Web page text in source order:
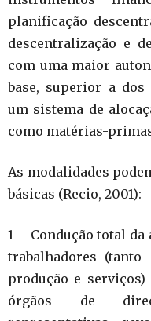
planificação
descentralização e
com uma maior
base, superior a dos
um sistema de
como matérias-
As modalidades
básicas (Recio, 2001):
1 – Condução total
trabalhadores
produção e
órgãos de